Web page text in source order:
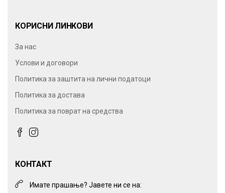
КОРИСНИ ЛИНКОВИ
За нас
Услови и договори
Политика за заштита на лични податоци
Политика за достава
Политика за поврат на средства
КОНТАКТ
Имате прашање? Јавете ни се на: